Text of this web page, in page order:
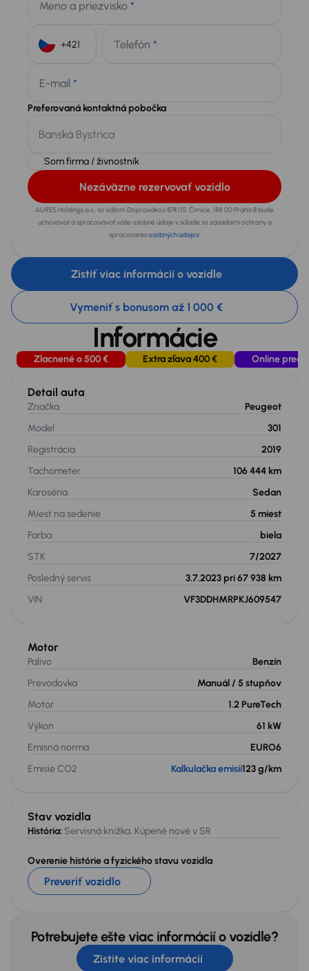
Meno a priezvisko *
Telefón *
E-mail *
Preferovaná kontaktná pobočka
Som firma / živnostník
Nezáväzne rezervovať vozidlo
AURES Holdings a.s., so sídlom Dopravákov 874/15, Čimice, 184 00 Praha 8 bude
uchovávať a spracovávať vaše osobné údaje v súlade so zásadami ochrany a
spracovaniaosobných údajov.
Zistiť viac informácií o vozidle
Vymeniť s bonusom až 1 000 €
Informácie
Zlacnené o 500 € Extra zľava 400 € Online
Detail auta
Značka
Peugeot
Model
301
Registrácia
2019
Tachometer
106 444 km
Karoséria
Sedan
Miest na sedenie
5 miest
Farba
biela
STK
7/2027
Posledný servis
3.7.2023 pri 67 938 km
VIN
VF3DDHMRPKJ609547
Stav vozidla
História: Servisná knižka, Kúpené nové v SR
Overenie histórie a fyzického stavu vozidla
Preveriť vozidlo
Motor
Palivo
Benzín
Prevodovka
Manuál / 5 stupňov
Motor
1.2 PureTech
Výkon
61 kW
Emisná norma
EURO6
Emisie CO2
Kalkulačka emisií123 g/km
Potrebujete ešte viac informácií o vozidle?
Zistite viac informácií